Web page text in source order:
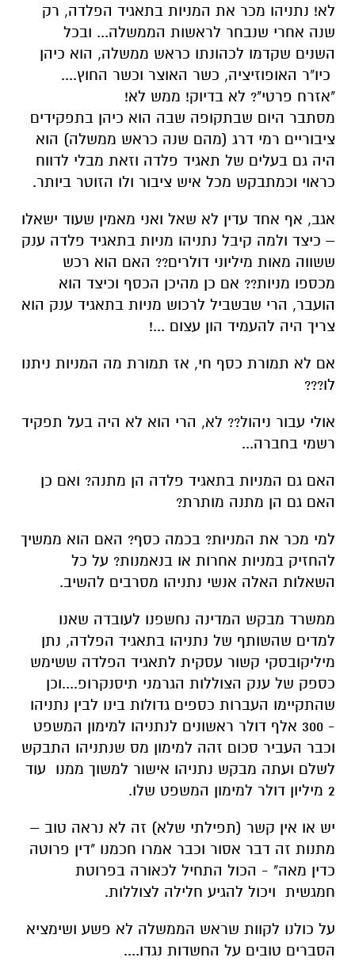
לא! נתניהו מכר את המניות בתאגיד הפלדה, רק
שנה אחרי שנבחר לראשות הממשלה... ובכל
השנים שקדמו לכהונתו כראש ממשלה, הוא כיהן
כיו"ר האופוזיציה, כשר האוצר וכשר החוץ....
"אזרח פרטי"? לא בדיוק! ממש לא!
מסתבר היום שבתקופה שבה הוא כיהן בתפקידים
ציבוריים רמי דרג (מהם שנה כראש ממשלה) הוא
היה גם בעלים של תאגיד פלדה וזאת מבלי לדווח
כראוי וכמתבקש מכל איש ציבור ולו הזוטר ביותר.
אגב, אף אחד עדין לא שאל ואני מאמין שעוד ישאלו
– כיצד ולמה קיבל נתניהו מניות בתאגיד פלדה ענק
ששווה מאות מיליוני דולרים?? האם הוא רכש
מכספו מניות?? אם כן מהיכן הכסף וכיצד הוא
הועבר, הרי שבשביל לרכוש מניות בתאגיד ענק הוא
צריך היה להעמיד הון עצום ...!
אם לא תמורת כסף חי, אז תמורת מה המניות ניתנו
לו???
אולי עבור ניהול?? לא, הרי הוא לא היה בעל תפקיד
רשמי בחברה...
האם גם המניות בתאגיד פלדה הן מתנה? ואם כן
האם גם הן מתנה מותרת?
למי מכר את המניות? בכמה כסף? האם הוא ממשיך
להחזיק במניות אחרות או בנאמנות? על כל
השאלות האלה אנשי נתניהו מסרבים להשיב.
ממשרד מבקש המדינה נחשפנו לעובדה שאנו
למדים שהשותף של נתניהו בתאגיד הפלדה, נתן
מיליקובסקי קשור עסקית לתאגיד הפלדה ששימש
כספק של ענק הצוללות הגרמני תיסנקרופ....וכן
שהתקיימו העברות כספים גדולות בינו לבין נתניהו
- 300 אלף דולר ראשונים לנתניהו למימון המשפט
וכבר העביר סכום זהה למימון מס שנתניהו התבקש
לשלם ועתה מבקש נתניהו אישור למשוך ממנו עוד
2 מיליון דולר למימון המשפט שלו.
יש או אין קשר (תפילתי שלא) זה לא נראה טוב –
מתנות זה דבר אסור וכבר אמרו חכמנו "דין פרוטה
כדין מאה" - הכול התחיל לכאורה בפרוטת
חמגשית ויכול להגיע חלילה לצוללות.
על כולנו לקוות שראש הממשלה לא פשע ושימציא
הסברים טובים על החשדות נגדו....